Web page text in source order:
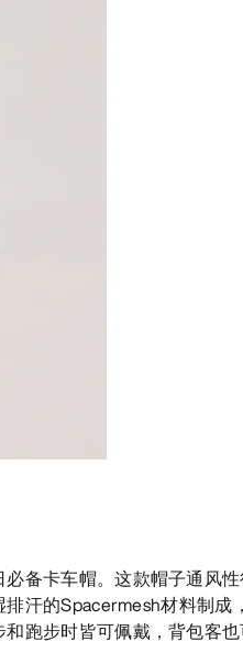
必备卡车帽。这款帽子通风
排汗的Spacermesh材料制
跑步时皆可佩戴，背包客也